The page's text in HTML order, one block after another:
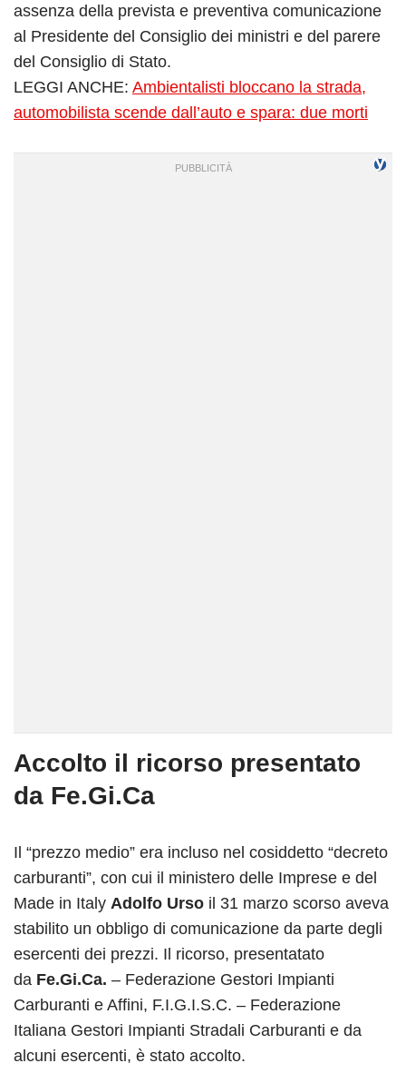
assenza della prevista e preventiva comunicazione
al Presidente del Consiglio dei ministri e del parere
del Consiglio di Stato.
LEGGI ANCHE: Ambientalisti bloccano la strada,
automobilista scende dall’auto e spara: due morti
Accolto il ricorso presentato
da Fe.Gi.Ca
Il “prezzo medio” era incluso nel cosiddetto “decreto
carburanti”, con cui il ministero delle Imprese e del
Made in Italy Adolfo Urso il 31 marzo scorso aveva
stabilito un obbligo di comunicazione da parte degli
esercenti dei prezzi. Il ricorso, presentatato
da Fe.Gi.Ca. – Federazione Gestori Impianti
Carburanti e Affini, F.I.G.I.S.C. – Federazione
Italiana Gestori Impianti Stradali Carburanti e da
alcuni esercenti, è stato accolto.